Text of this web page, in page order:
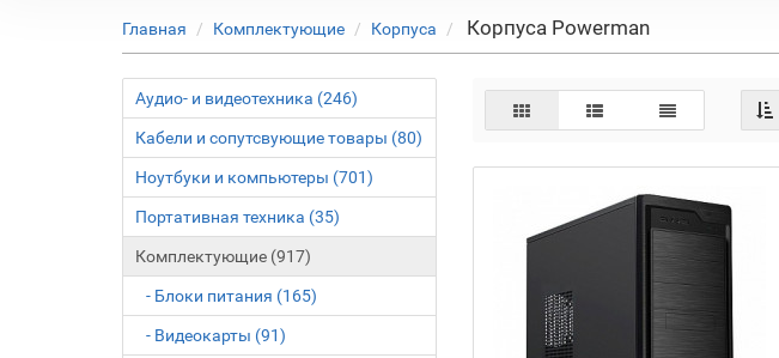
Главная Комплектующие Корпуса Корпуса Powerman
Аудио- и видеотехника (246)
Кабели и сопутсвующие товары (80)
Ноутбуки и компьютеры (701)
Портативная техника (35)
Комплектующие (917)
- Блоки питания (165)
- Видеокарты (91)